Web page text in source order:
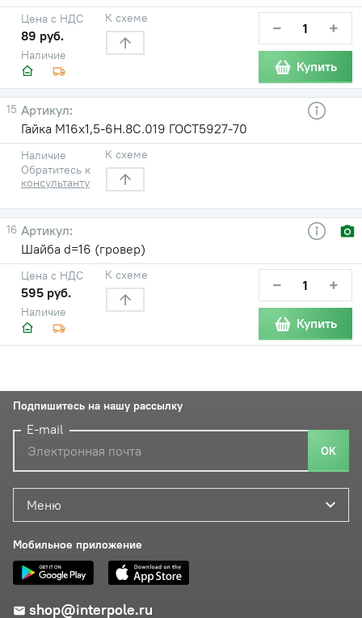
Наличие
Цена с НДС
89 руб.
К схеме − +
Купить
15
Гайка М16х1,5-6Н.8С.019 ГОСТ5927-70
Наличие
Обратитесь к
консультанту
К схеме
16
Шайба d=16 (гровер)
Наличие
Цена с НДС
595 руб.
К схеме − +
Купить
Меню
Мобильное приложение
shop@interpole.ru
Подпишитесь на нашу рассылку
E-mail
ОК